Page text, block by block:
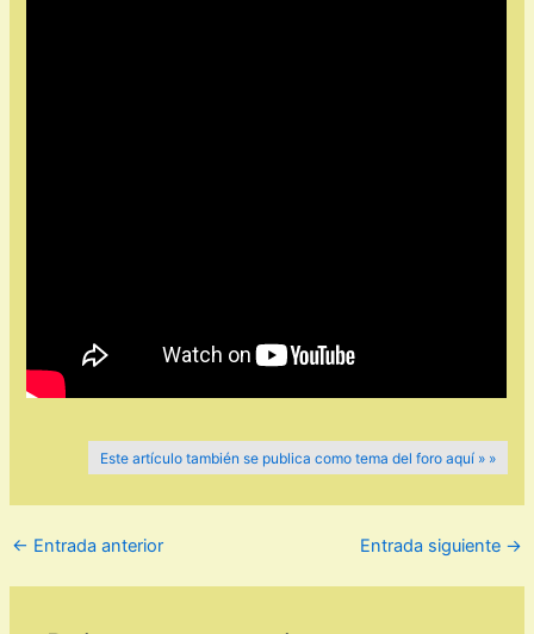
Este artículo también se publica como tema del foro aquí » »
← Entrada anterior Entrada siguiente →